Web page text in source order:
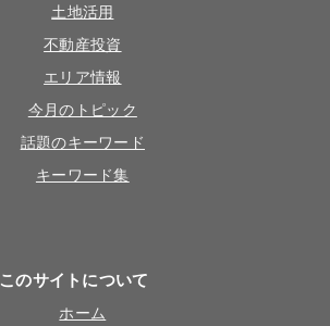
土地活用
不動産投資
エリア情報
今月のトピック
話題のキーワード
キーワード集
このサイトについて
ホーム